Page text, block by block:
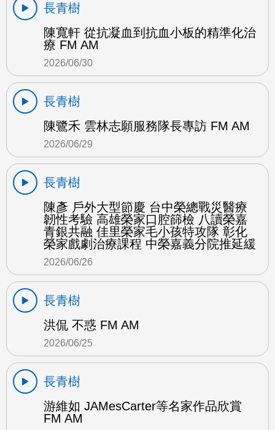
長青樹
陳寬軒 從抗凝血到抗血小板的精準化治
療 FM AM
2026/06/30
長青樹
陳鷺禾 雲林志願服務隊長專訪 FM AM
2026/06/29
長青樹
陳彥 戶外大型節慶 台中榮總戰災醫療
韌性考驗 高雄榮家口腔篩檢 八讀榮嘉
青銀共融 佳里榮家毛小孩特攻隊 彰化
榮家戲劇治療課程 中榮嘉義分院推延緩
2026/06/26
長青樹
洪侃 不惑 FM AM
2026/06/25
長青樹
游維如 JAMesCarter等名家作品欣賞
FM AM